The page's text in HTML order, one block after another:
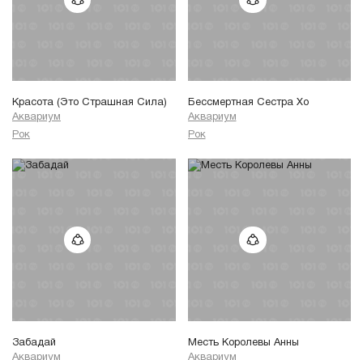
Красота (Это Страшная Сила)
Аквариум
Рок
Бессмертная Сестра Хо
Аквариум
Рок
Забадай
Аквариум
Месть Королевы Анны
Аквариум